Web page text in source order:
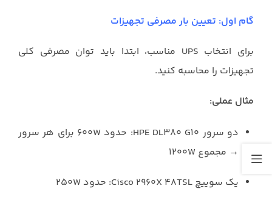
گام اول: تعیین بار مصرفی تجهیزات
برای انتخاب UPS مناسب، ابتدا باید توان مصرفی کلی
تجهیزات را محاسبه کنید.
مثال عملی:
دو سرور HPE DL۳۸۰ G۱۰: حدود ۶۰۰W برای هر سرور
→ مجموع ۱۲۰۰W
یک سوییچ Cisco ۲۹۶۰X ۴۸TSL: حدود ۲۵۰W